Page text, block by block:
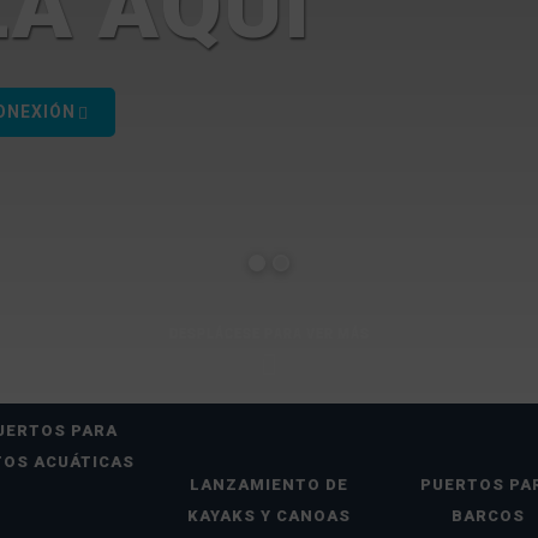
PARA
ACUÁTICAS
LANZAMIENTO DE
KAYAKS Y CANOAS
PUERTOS
BARCOS